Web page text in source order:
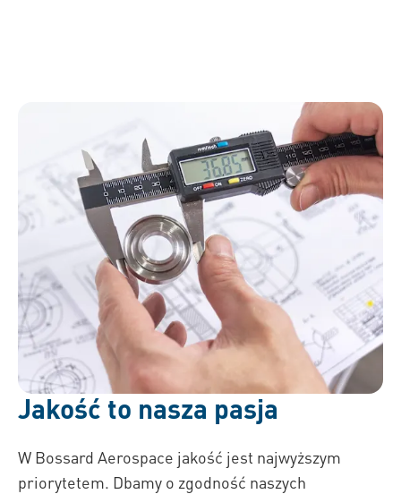
Jakość to nasza pasja
W Bossard Aerospace jakość jest najwyższym
priorytetem. Dbamy o zgodność naszych